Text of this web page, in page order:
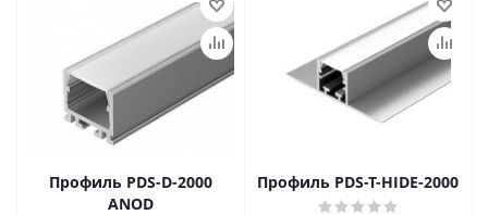
Профиль PDS-D-2000
ANOD
Профиль PDS-T-HIDE-2000